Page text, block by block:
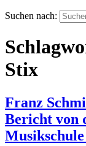
Suchen nach:
Stix
Franz
Bericht von